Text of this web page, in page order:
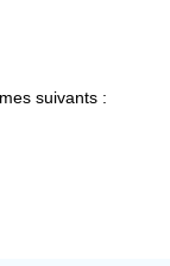
suivants :